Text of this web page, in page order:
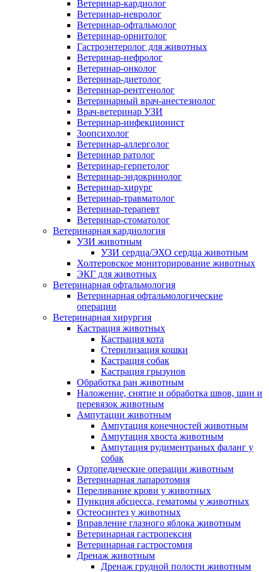
Ветеринар-кардиолог
Ветеринар-невролог
Ветеринар-офтальмолог
Ветеринар-орнитолог
Гастроэнтеролог для животных
Ветеринар-нефролог
Ветеринар-онколог
Ветеринар-диетолог
Ветеринар-рентгенолог
Ветеринарный врач-анестезиолог
Врач-ветеринар УЗИ
Ветеринар-инфекционист
Зоопсихолог
Ветеринар-аллерголог
Ветеринар ратолог
Ветеринар-герпетолог
Ветеринар-эндокринолог
Ветеринар-хирург
Ветеринар-травматолог
Ветеринар-терапевт
Ветеринар-стоматолог
Ветеринарная кардиология
УЗИ животным
УЗИ сердца/ЭХО сердца животным
Холтеровское мониторирование животных
ЭКГ для животных
Ветеринарная офтальмология
Ветеринарная офтальмологические
операции
Ветеринарная хирургия
Кастрация животных
Кастрация кота
Стерилизация кошки
Кастрация собак
Кастрация грызунов
Обработка ран животным
Наложение, снятие и обработка швов, шин и
перевязок животным
Ампутации животным
Ампутация конечностей животным
Ампутация хвоста животным
Ампутация рудиментраных фаланг у
собак
Ортопедические операции животным
Ветеринарная лапаротомия
Переливание крови у животных
Пункция абсцесса, гематомы у животных
Остеосинтез у животных
Вправление глазного яблока животным
Ветеринарная гастропексия
Ветеринарная гастростомия
Дренаж животным
Дренаж грудной полости животным